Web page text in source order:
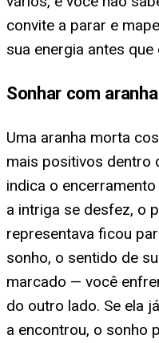
convite a parar e
sua energia antes
Sonhar com
Uma aranha morta
mais positivos dentro
indica o
a intriga se desfez, o
representava ficou
sonho, o sentido de
marcado — você
do outro lado. Se ela
a encontrou, o sonho